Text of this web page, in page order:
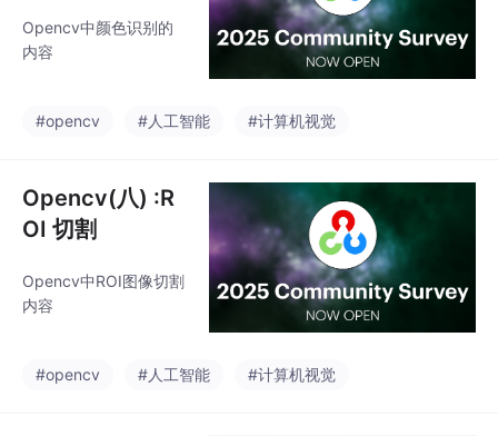
Opencv中颜色识别的
内容
#opencv #人工智能 #计算机视觉
Opencv(八) :R
OI 切割
Opencv中ROI图像切割
内容
#opencv #人工智能 #计算机视觉